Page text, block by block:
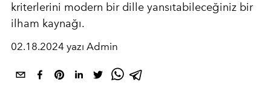
kriterlerini modern bir dille yansıtabileceğiniz bir
ilham kaynağı.
02.18.2024 yazı Admin